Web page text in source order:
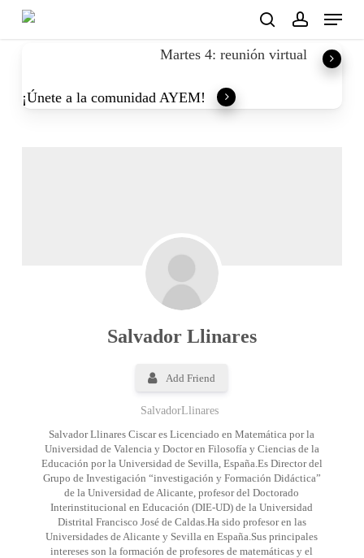
Skip
Menu
Martes 4: reunión virtual
¡Únete a la comunidad AYEM!
Salvador Llinares
Add Friend
SalvadorLlinares
Salvador Llinares Ciscar es Licenciado en Matemática por la
Universidad de Valencia y Doctor en Filosofía y Ciencias de la
Educación por la Universidad de Sevilla, España.Es Director del
Grupo de Investigación “investigación y Formación Didáctica”
de la Universidad de Alicante, profesor del Doctorado
Interinstitucional en Educación (DIE-UD) de la Universidad
Distrital Francisco José de Caldas.Ha sido profesor en las
Universidades de Alicante y Sevilla en España.Sus principales
intereses son la formación de profesores de matemáticas y el